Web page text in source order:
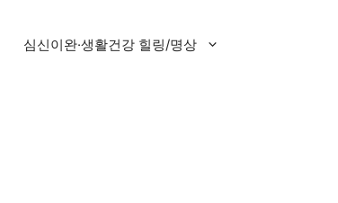
심신이완·생활건강 힐링/명상